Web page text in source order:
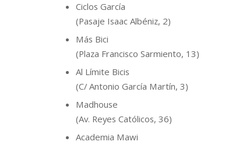
Ciclos García
(Pasaje Isaac Albéniz, 2)
Más Bici
(Plaza Francisco Sarmiento, 13)
Al Límite Bicis
(C/ Antonio García Martín, 3)
Madhouse
(Av. Reyes Católicos, 36)
Academia Mawi